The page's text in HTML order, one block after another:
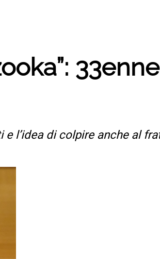
33enne
l’idea di colpire anche al